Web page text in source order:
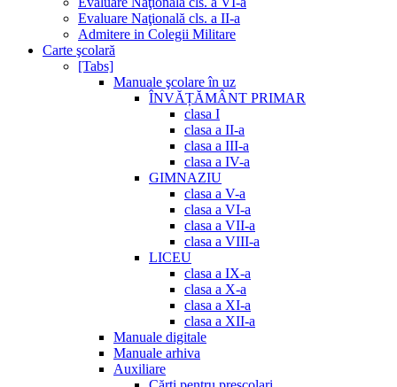
Evaluare Naţională cls. a II-a
Admitere in Colegii Militare
Carte şcolară
[Tabs]
Manuale şcolare în uz
ÎNVĂȚĂMÂNT PRIMAR
clasa I
clasa a II-a
clasa a III-a
clasa a IV-a
GIMNAZIU
clasa a V-a
clasa a VI-a
clasa a VII-a
clasa a VIII-a
LICEU
clasa a IX-a
clasa a X-a
clasa a XI-a
clasa a XII-a
Manuale digitale
Manuale arhiva
Auxiliare